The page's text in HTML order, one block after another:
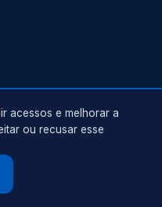
os direitos reservados.
acessos e melhorar a
ou recusar esse